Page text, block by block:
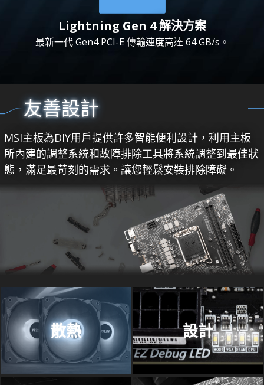
Lightning Gen 4 解決方案
最新一代 Gen4 PCI-E 傳輸速度高達 64 GB/s。
友善設計
MSI主板為DIY用戶提供許多智能便利設計，利用主板
所內建的調整系統和故障排除工具將系統調整到最佳狀
態，滿足最苛刻的需求。讓您輕鬆安裝排除障礙。
散熱 設計